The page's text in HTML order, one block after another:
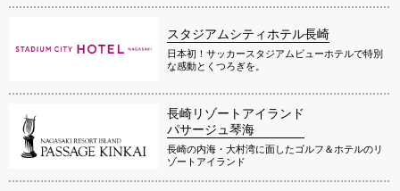
スタジアムシティホテル長崎
日本初！サッカースタジアムビューホテルで特別
な感動とくつろぎを。
長崎リゾートアイランド
パサージュ琴海
長崎の内海・大村湾に面したゴルフ＆ホテルのリ
ゾートアイランド